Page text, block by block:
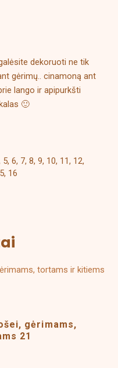
dekoruoti ne tik
gėrimų.. cinamoną ant
lango ir apipurkšti
🙂
5, 6, 7, 8, 9, 10, 11, 12,
16
gėrimams,
21